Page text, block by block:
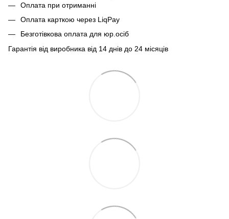
Оплата при отриманні
Оплата карткою через LiqPay
Безготівкова оплата для юр.осіб
Гарантія від виробника від 14 днів до 24 місяців